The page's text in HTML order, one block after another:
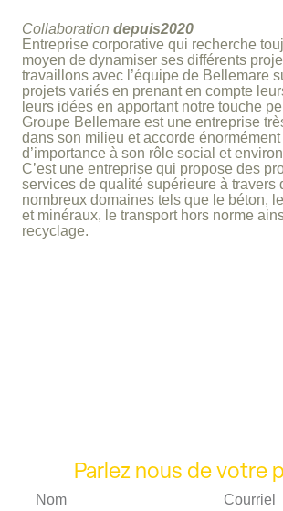
Collaborationdepuis2020
Entreprise corporative qui recherche
moyen de dynamiser ses différents
travaillons avec l’équipe de Bellemare
projets variés en prenant en compte
leurs idées en apportant notre touche
Groupe Bellemare est une entreprise
dans son milieu et accorde énormément
d’importance à son rôle social et
C’est une entreprise qui propose des
services de qualité supérieure à travers
nombreux domaines tels que le béton,
et minéraux, le transport hors norme
recyclage.
Parlez nous de votre